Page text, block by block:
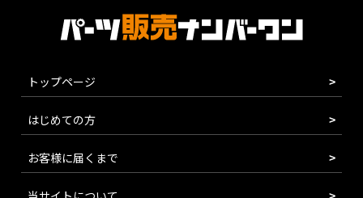
トップページ
はじめての方
お客様に届くまで